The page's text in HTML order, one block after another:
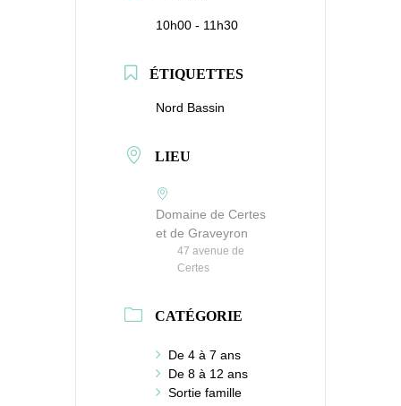
10h00 - 11h30
ÉTIQUETTES
Nord Bassin
LIEU
Domaine de Certes
et de Graveyron
47 avenue de
Certes
CATÉGORIE
De 4 à 7 ans
De 8 à 12 ans
Sortie famille